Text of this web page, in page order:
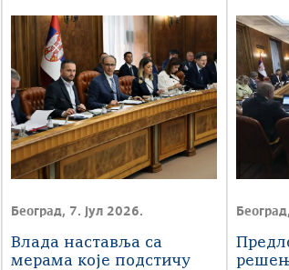
правом ЕУ
Београд, 7. јул 2026.
Влада наставља са
мерама које подстичу